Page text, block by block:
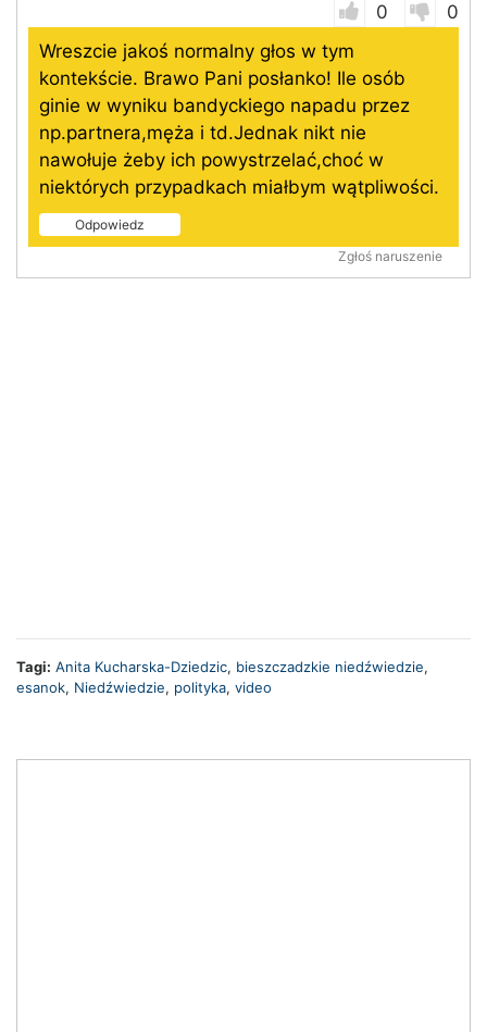
0
0
Wreszcie jakoś normalny głos w tym
kontekście. Brawo Pani posłanko! Ile osób
ginie w wyniku bandyckiego napadu przez
np.partnera,męża i td.Jednak nikt nie
nawołuje żeby ich powystrzelać,choć w
niektórych przypadkach miałbym wątpliwości.
Odpowiedz
Zgłoś naruszenie
Tagi: Anita Kucharska-Dziedzic, bieszczadzkie niedźwiedzie,
esanok, Niedźwiedzie, polityka, video